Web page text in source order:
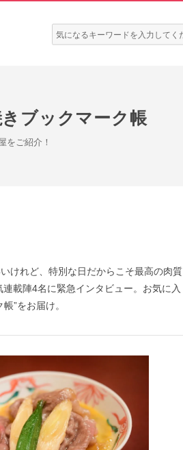
検
索:
ブックマーク帳
をご紹介！
けれど、特別な日だからこそ最高の肉質
載陣4名に緊急インタビュー。お気に入
”をお届け。​​